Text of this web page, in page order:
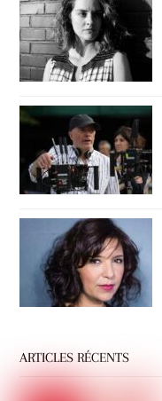
ARTICLES RÉCENTS